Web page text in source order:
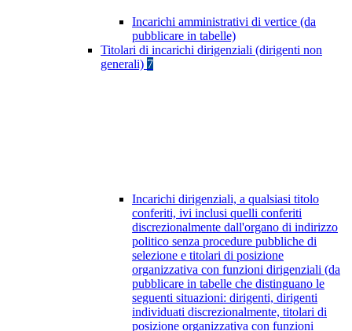
Incarichi amministrativi di vertice (da
pubblicare in tabelle)
Titolari di incarichi dirigenziali (dirigenti non
generali) 7
Incarichi dirigenziali, a qualsiasi titolo
conferiti, ivi inclusi quelli conferiti
discrezionalmente dall'organo di indirizzo
politico senza procedure pubbliche di
selezione e titolari di posizione
organizzativa con funzioni dirigenziali (da
pubblicare in tabelle che distinguano le
seguenti situazioni: dirigenti, dirigenti
individuati discrezionalmente, titolari di
posizione organizzativa con funzioni